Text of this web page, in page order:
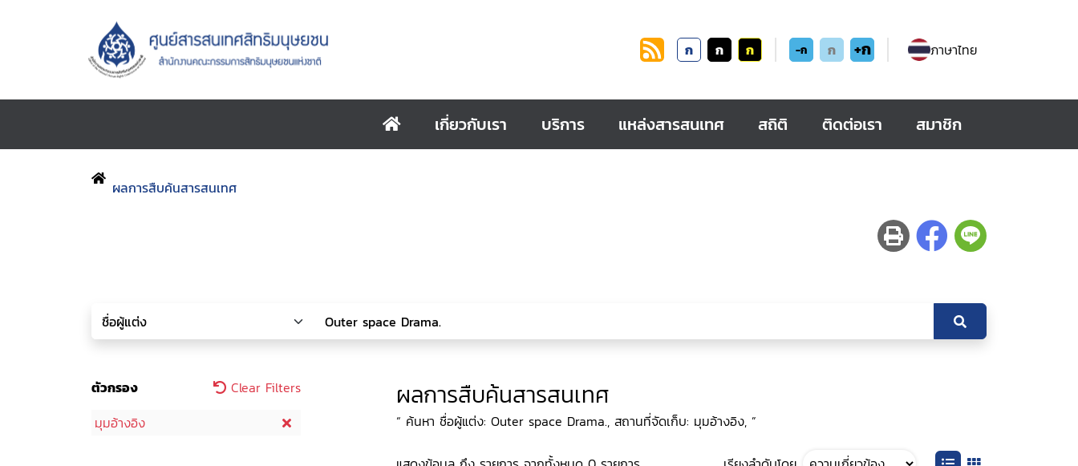
ก ก ก -ก ก +ก ภาษาไทย
เกี่ยวกับเรา บริการ แหล่งสารสนเทศ สถิติ ติดต่อเรา สมาชิก
ผลการสืบค้นสารสนเทศ
ตัวกรอง
Clear Filters
มุมอ้างอิง
ผลการสืบค้นสารสนเทศ
“ ค้นหา ชื่อผู้แต่ง: Outer space Drama., สถานที่จัดเก็บ: มุมอ้างอิง, ”